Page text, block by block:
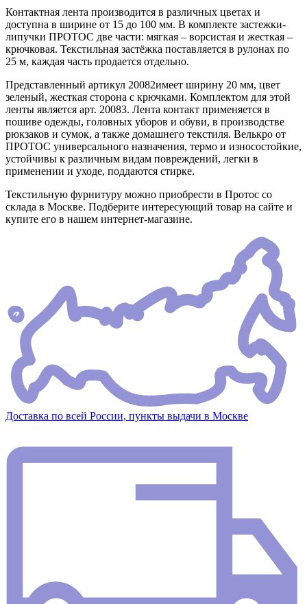
Контактная лента производится в различных цветах и
доступна в ширине от 15 до 100 мм. В комплекте застежки-
липучки ПРОТОС две части: мягкая – ворсистая и жесткая –
крючковая. Текстильная застёжка поставляется в рулонах по
25 м, каждая часть продается отдельно.
Представленный артикул 20082имеет ширину 20 мм, цвет
зеленый, жесткая сторона с крючками. Комплектом для этой
ленты является арт. 20083. Лента контакт применяется в
пошиве одежды, головных уборов и обуви, в производстве
рюкзаков и сумок, а также домашнего текстиля. Велькро от
ПРОТОС универсального назначения, термо и износостойкие,
устойчивы к различным видам повреждений, легки в
применении и уходе, поддаются стирке.
Текстильную фурнитуру можно приобрести в Протос со
склада в Москве. Подберите интересующий товар на сайте и
купите его в нашем интернет-магазине.
Доставка по всей России, пункты выдачи в Москве